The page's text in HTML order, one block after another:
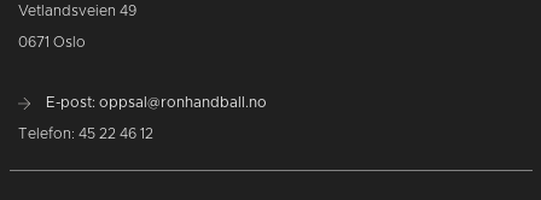
Vetlandsveien 49
0671 Oslo
E-post: oppsal@ronhandball.no
Telefon: 45 22 46 12